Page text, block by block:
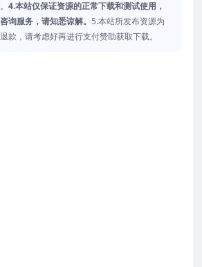
4.本站仅保证资源的正常下载和测试使用，
询服务，请知悉谅解。 5.本站所发布资源为
款，请考虑好再进行支付赞助获取下载。